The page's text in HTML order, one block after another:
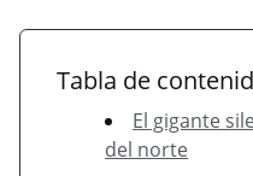
Tabla de
El gigante
del norte